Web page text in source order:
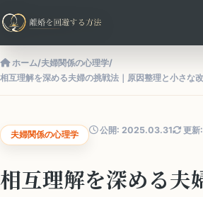
ホーム/夫婦関係の心理学/
相互理解を深める夫婦の挑戦法｜原因整理と小さな
夫婦関係の心理学 公開: 2025.03.31 更
相互理解を深める夫